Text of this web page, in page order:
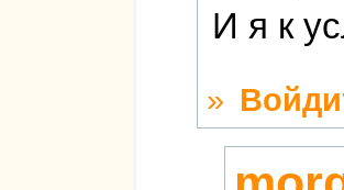
И я к
»